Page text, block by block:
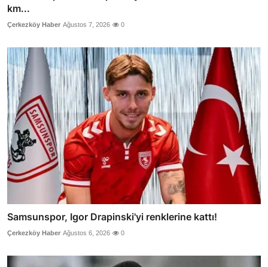
km...
Çerkezköy Haber Ağustos 7, 2026 0
Samsunspor, Igor Drapinski'yi renklerine kattı!
Çerkezköy Haber Ağustos 6, 2026 0